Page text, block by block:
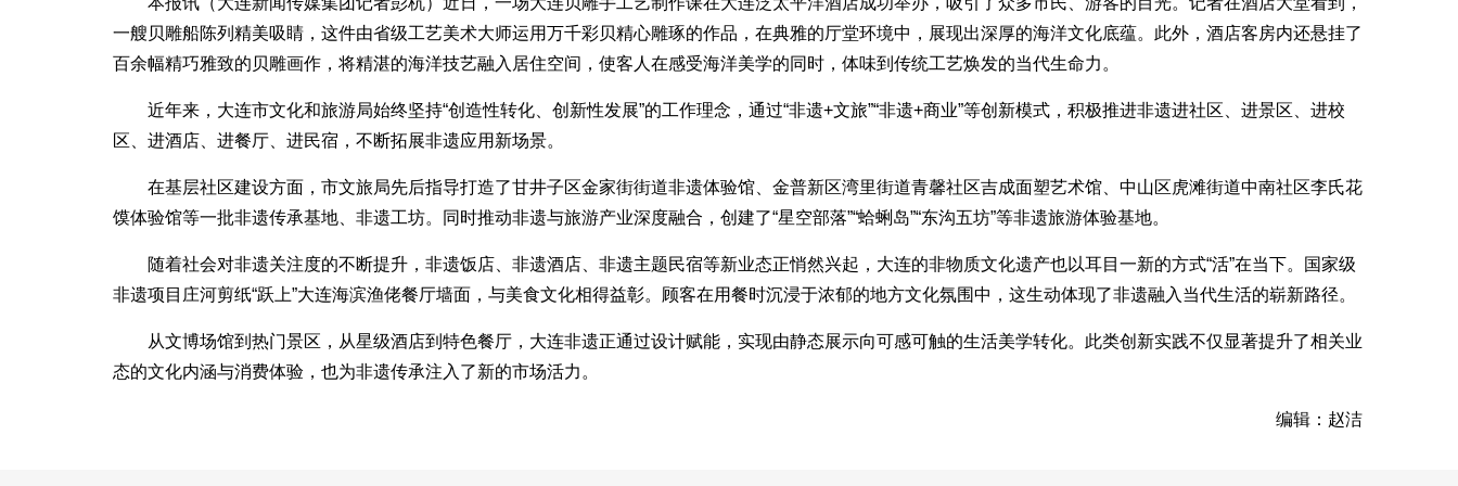
一艘贝雕船陈列精美吸睛，这件由省级工艺美术大师运用万千彩贝精心雕琢的作品，在典雅的厅堂环境中，展现出深厚的海洋文化底蕴。此外，酒店客房内还悬挂了
百余幅精巧雅致的贝雕画作，将精湛的海洋技艺融入居住空间，使客人在感受海洋美学的同时，体味到传统工艺焕发的当代生命力。
近年来，大连市文化和旅游局始终坚持“创造性转化、创新性发展”的工作理念，通过“非遗+文旅”“非遗+商业”等创新模式，积极推进非遗进社区、进景区、进校
区、进酒店、进餐厅、进民宿，不断拓展非遗应用新场景。
在基层社区建设方面，市文旅局先后指导打造了甘井子区金家街街道非遗体验馆、金普新区湾里街道青馨社区吉成面塑艺术馆、中山区虎滩街道中南社区李氏花
馍体验馆等一批非遗传承基地、非遗工坊。同时推动非遗与旅游产业深度融合，创建了“星空部落”“蛤蜊岛”“东沟五坊”等非遗旅游体验基地。
随着社会对非遗关注度的不断提升，非遗饭店、非遗酒店、非遗主题民宿等新业态正悄然兴起，大连的非物质文化遗产也以耳目一新的方式“活”在当下。国家级
非遗项目庄河剪纸“跃上”大连海滨渔佬餐厅墙面，与美食文化相得益彰。顾客在用餐时沉浸于浓郁的地方文化氛围中，这生动体现了非遗融入当代生活的崭新路径。
从文博场馆到热门景区，从星级酒店到特色餐厅，大连非遗正通过设计赋能，实现由静态展示向可感可触的生活美学转化。此类创新实践不仅显著提升了相关业
态的文化内涵与消费体验，也为非遗传承注入了新的市场活力。
编辑：赵洁